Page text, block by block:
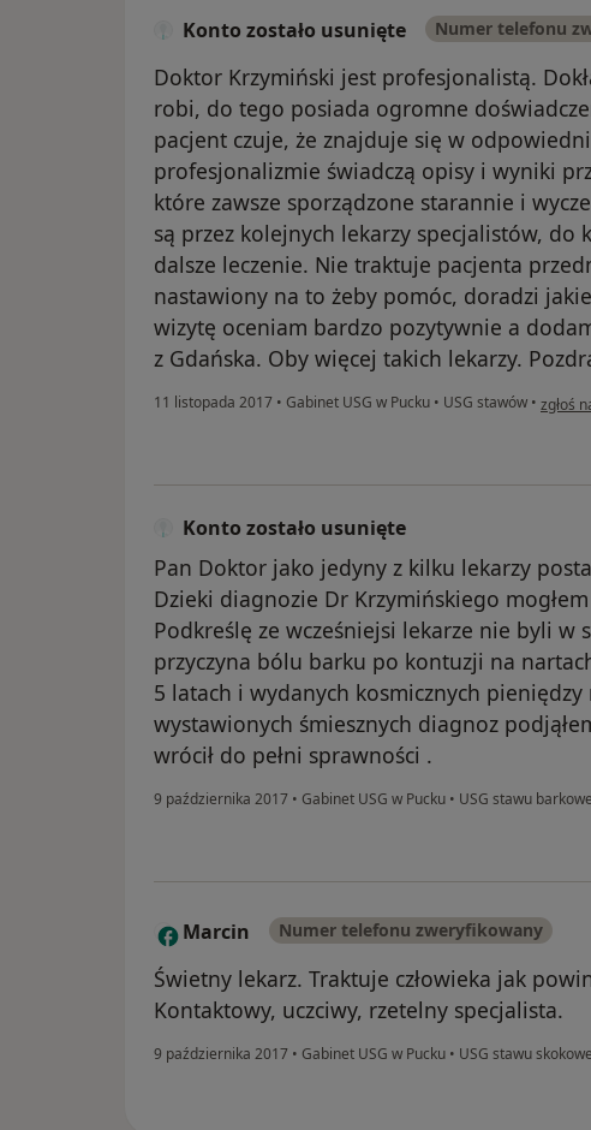
Konto zostało usunięte Numer telefonu
Doktor Krzymiński jest profesjonalistą.
robi, do tego posiada ogromne
pacjent czuje, że znajduje się w
profesjonalizmie świadczą opisy i wyniki
które zawsze sporządzone starannie i
są przez kolejnych lekarzy specjalistów, do
dalsze leczenie. Nie traktuje pacjenta
nastawiony na to żeby pomóc, doradzi
wizytę oceniam bardzo pozytywnie a
z Gdańska. Oby więcej takich lekarzy.
11 listopada 2017 • Gabinet USG w Pucku • USG stawów • w
zgłoś
Konto zostało usunięte
Pan Doktor jako jedyny z kilku lekarzy
Dzieki diagnozie Dr Krzymińskiego
Podkreślę ze wcześniejsi lekarze nie byli w
przyczyna bólu barku po kontuzji na
5 latach i wydanych kosmicznych pieniędzy
wystawionych śmiesznych diagnoz
wrócił do pełni sprawności .
9 października 2017 • Gabinet USG w Pucku • USG stawu
M Marcin Numer telefonu zweryfikowany
Świetny lekarz. Traktuje człowieka jak
Kontaktowy, uczciwy, rzetelny specjalista.
9 października 2017 • Gabinet USG w Pucku • USG stawu